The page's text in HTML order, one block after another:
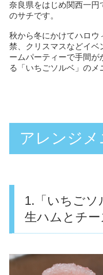
奈良県をはじめ関西一円
のサチです。
秋から冬にかけてハロウ
禁、クリスマスなどイベ
ームパーティーで手間が
る「いちごソルベ」のメ
アレンジメ
1.「いちごソ
生ハムとチー